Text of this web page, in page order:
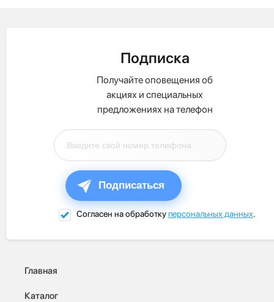
Подписка
Получайте оповещения об
акциях и специальных
предложениях на телефон
Подписаться
Согласен на обработкуперсональных данных.
Главная
Каталог